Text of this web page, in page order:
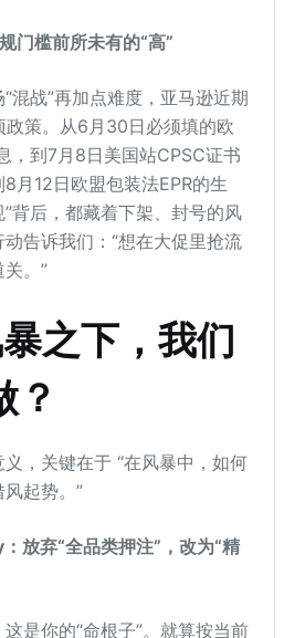
槛前所未有的“高”
混战”再加点难度，亚马逊近期
政策。从6月30日必须填的欧
，到7月8日美国站CPSC证书
月12日欧盟包装法EPR的生
背后，都藏着下架、封号的风
告诉我们：“想在大促里抢流
。”
之下，我们
？
，关键在于 “在风暴中，如何
起势。”
放弃“全品类押注”，改为“精
这是你的“命根子”。就算按当前